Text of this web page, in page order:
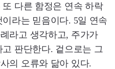
다른 함정은 연속 하락
라는 믿음이다. 5일 연속
라고 생각하고, 주가가
판단한다. 겉으로는 그
의 오류와 닮아 있다.